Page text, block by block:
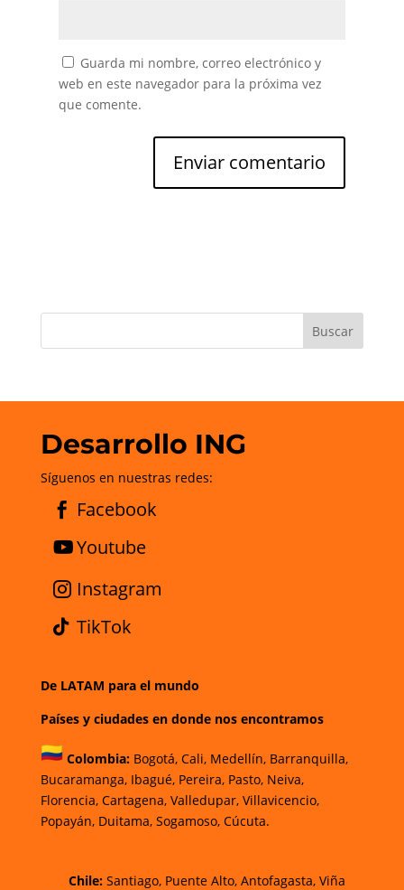
Guarda mi nombre, correo electrónico y
web en este navegador para la próxima vez
que comente.
Desarrollo ING
Síguenos en nuestras redes:
Facebook
Youtube
Instagram
TikTok
De LATAM para el mundo
Países y ciudades en donde nos encontramos
Colombia: Bogotá,Cali, Medellín, Barranquilla,
Bucaramanga,Ibagué,Pereira,Pasto, Neiva,
Florencia, Cartagena, Valledupar, Villavicencio,
Popayán, Duitama, Sogamoso, Cúcuta.
Chile:Santiago, Puente Alto, Antofagasta, Viña